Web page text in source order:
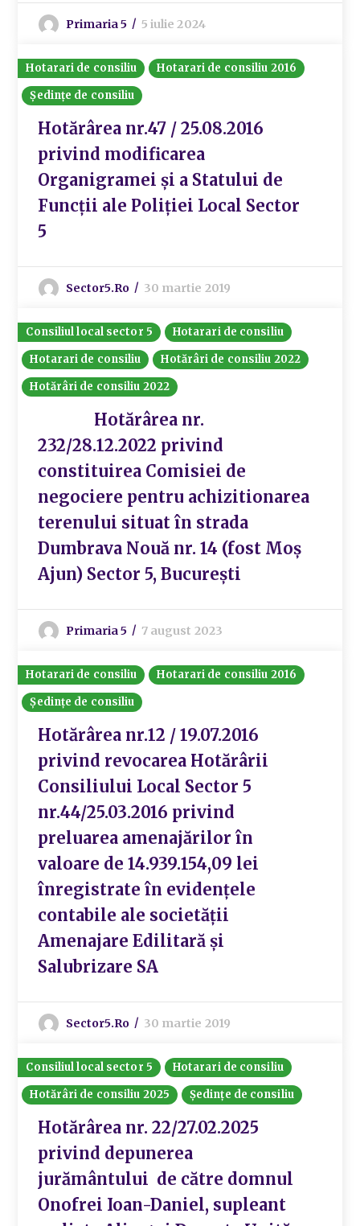
Primaria 5 5 iulie 2024
Hotarari de consiliu
Hotarari de consiliu 2016
Ședințe de consiliu
Hotărârea nr.47 / 25.08.2016
privind modificarea
Organigramei și a Statului de
Funcții ale Poliției Local Sector
5
Sector5.ro 30 martie 2019
Consiliul local sector 5
Hotarari de consiliu
Hotarari de consiliu
Hotărâri de consiliu 2022
Hotărâri de consiliu 2022
Hotărârea nr.
232/28.12.2022 privind
constituirea Comisiei de
negociere pentru achizitionarea
terenului situat în strada
Dumbrava Nouă nr. 14 (fost Moș
Ajun) Sector 5, București
Primaria 5 7 august 2023
Hotarari de consiliu
Hotarari de consiliu 2016
Ședințe de consiliu
Hotărârea nr.12 / 19.07.2016
privind revocarea Hotărârii
Consiliului Local Sector 5
nr.44/25.03.2016 privind
preluarea amenajărilor în
valoare de 14.939.154,09 lei
înregistrate în evidențele
contabile ale societății
Amenajare Edilitară și
Salubrizare SA
Sector5.ro 30 martie 2019
Consiliul local sector 5
Hotarari de consiliu
Hotărâri de consiliu 2025
Ședințe de consiliu
Hotărârea nr. 22/27.02.2025
privind depunerea
jurământului de către domnul
Onofrei Ioan-Daniel, supleant